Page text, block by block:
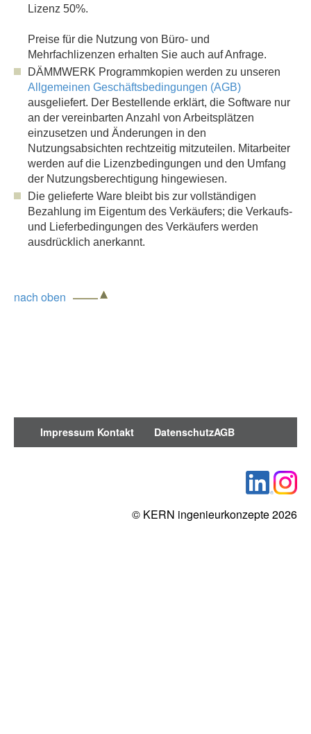
Lizenz 50%.
Preise für die Nutzung von Büro- und
Mehrfachlizenzen erhalten Sie auch auf Anfrage.
DÄMMWERK Programmkopien werden zu unseren
Allgemeinen Geschäftsbedingungen (AGB)
ausgeliefert. Der Bestellende erklärt, die Software nur
an der vereinbarten Anzahl von Arbeitsplätzen
einzusetzen und Änderungen in den
Nutzungsabsichten rechtzeitig mitzuteilen. Mitarbeiter
werden auf die Lizenzbedingungen und den Umfang
der Nutzungsberechtigung hingewiesen.
Die gelieferte Ware bleibt bis zur vollständigen
Bezahlung im Eigentum des Verkäufers; die Verkaufs-
und Lieferbedingungen des Verkäufers werden
ausdrücklich anerkannt.
nach oben
Impressum Kontakt DatenschutzAGB
© KERN ingenieurkonzepte 2026